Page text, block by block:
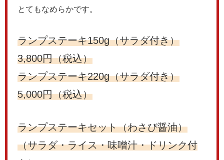
とてもなめらかです。
ランプステーキ150g（サラダ付き）
3,800円（税込）
ランプステーキ220g（サラダ付き）
5,000円（税込）
ランプステーキセット（わさび醤油）
（サラダ・ライス・味噌汁・ドリンク付